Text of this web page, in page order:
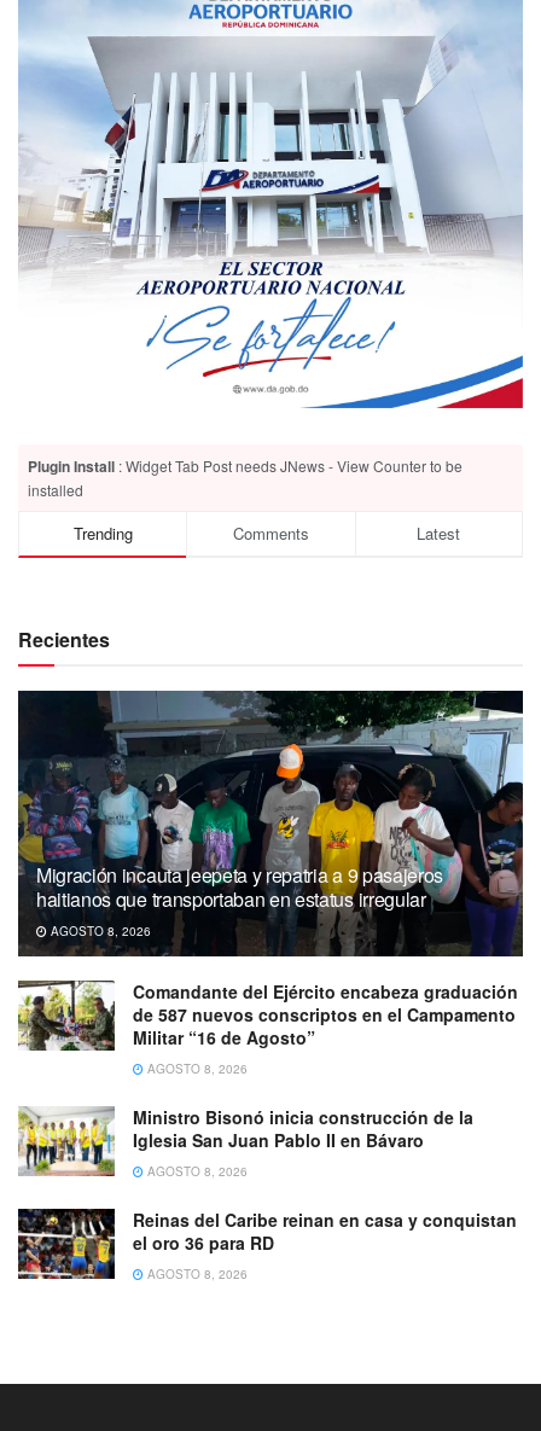
Plugin Install : Widget Tab Post needs JNews - View Counter to be
installed
Trending Comments Latest
Recientes
Migración incauta jeepeta y repatria a 9 pasajeros
haitianos que transportaban en estatus irregular
AGOSTO 8, 2026
Comandante del Ejército encabeza graduación
de 587 nuevos conscriptos en el Campamento
Militar “16 de Agosto”
AGOSTO 8, 2026
Ministro Bisonó inicia construcción de la
Iglesia San Juan Pablo II en Bávaro
AGOSTO 8, 2026
Reinas del Caribe reinan en casa y conquistan
el oro 36 para RD
AGOSTO 8, 2026